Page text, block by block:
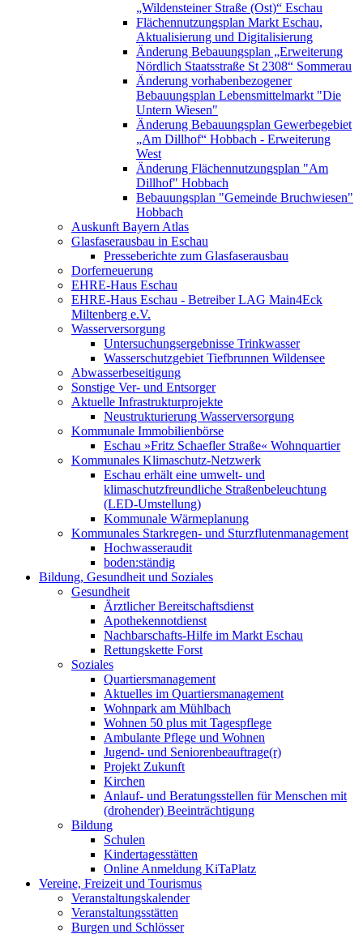
„Wildensteiner Straße (Ost)“ Eschau
Flächennutzungsplan Markt Eschau,
Aktualisierung und Digitalisierung
Änderung Bebauungsplan „Erweiterung
Nördlich Staatsstraße St 2308“ Sommerau
Änderung vorhabenbezogener
Bebauungsplan Lebensmittelmarkt "Die
Untern Wiesen"
Änderung Bebauungsplan Gewerbegebiet
„Am Dillhof“ Hobbach - Erweiterung
West
Änderung Flächennutzungsplan "Am
Dillhof" Hobbach
Bebauungsplan "Gemeinde Bruchwiesen"
Hobbach
Auskunft Bayern Atlas
Glasfaserausbau in Eschau
Presseberichte zum Glasfaserausbau
Dorferneuerung
EHRE-Haus Eschau
EHRE-Haus Eschau - Betreiber LAG Main4Eck
Miltenberg e.V.
Wasserversorgung
Untersuchungsergebnisse Trinkwasser
Wasserschutzgebiet Tiefbrunnen Wildensee
Abwasserbeseitigung
Sonstige Ver- und Entsorger
Aktuelle Infrastrukturprojekte
Neustrukturierung Wasserversorgung
Kommunale Immobilienbörse
Eschau »Fritz Schaefler Straße« Wohnquartier
Kommunales Klimaschutz-Netzwerk
Eschau erhält eine umwelt- und
klimaschutzfreundliche Straßenbeleuchtung
(LED-Umstellung)
Kommunale Wärmeplanung
Kommunales Starkregen- und Sturzflutenmanagement
Hochwasseraudit
boden:ständig
Bildung, Gesundheit und Soziales
Gesundheit
Ärztlicher Bereitschaftsdienst
Apothekennotdienst
Nachbarschafts-Hilfe im Markt Eschau
Rettungskette Forst
Soziales
Quartiersmanagement
Aktuelles im Quartiersmanagement
Wohnpark am Mühlbach
Wohnen 50 plus mit Tagespflege
Ambulante Pflege und Wohnen
Jugend- und Seniorenbeauftrage(r)
Projekt Zukunft
Kirchen
Anlauf- und Beratungsstellen für Menschen mit
(drohender) Beeinträchtigung
Bildung
Schulen
Kindertagesstätten
Online Anmeldung KiTaPlatz
Vereine, Freizeit und Tourismus
Veranstaltungskalender
Veranstaltungsstätten
Burgen und Schlösser